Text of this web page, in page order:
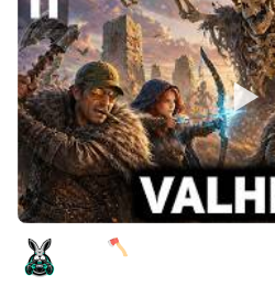
Яглут 🪓 Valheim [PC 2021] #11